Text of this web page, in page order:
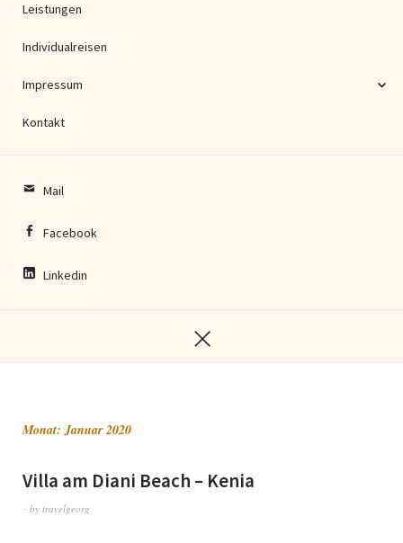
Leistungen
Individualreisen
Impressum
Kontakt
Mail
Facebook
Linkedin
Monat:Januar 2020
Villa am Diani Beach – Kenia
by travelgeorg